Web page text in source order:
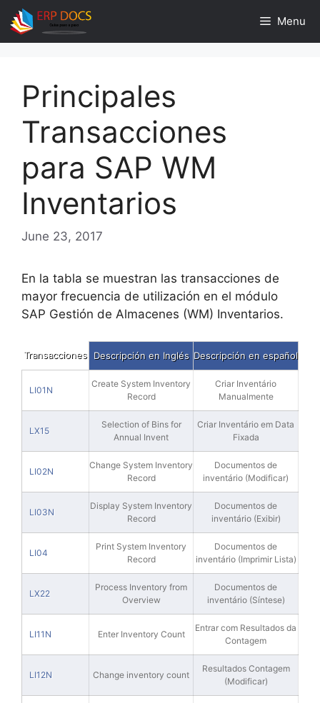
Skip
to
content
Menu
Principales
Transacciones
para SAP WM
Inventarios
June 23, 2017
En la tabla se muestran las transacciones de
mayor frecuencia de utilización en el módulo
SAP Gestión de Almacenes (WM) Inventarios.
Transacciones Descripción en Inglés Descripción en español
LI01N
Create System Inventory
Record
Criar Inventário
Manualmente
LX15
Selection of Bins for
Annual Invent
Criar Inventário em Data
Fixada
LI02N
Change System Inventory
Record
Documentos de
inventário (Modificar)
LI03N
Display System Inventory
Record
Documentos de
inventário (Exibir)
LI04
Print System Inventory
Record
Documentos de
inventário (Imprimir Lista)
LX22
Process Inventory from
Overview
Documentos de
inventário (Síntese)
LI11N Enter Inventory Count
Entrar com Resultados da
Contagem
LI12N Change inventory count
Resultados Contagem
(Modificar)